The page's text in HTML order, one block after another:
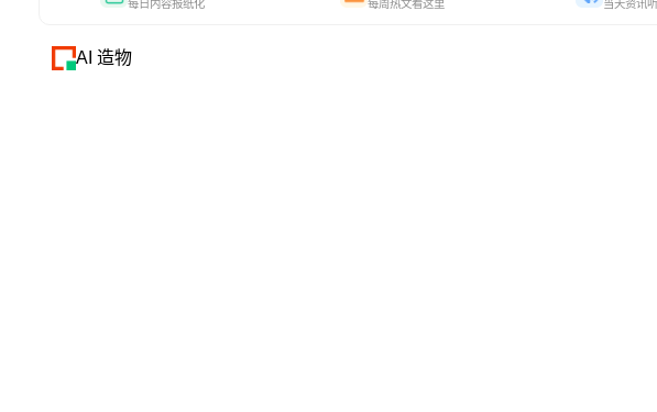
每日内容报纸化 每周热文看这里 当天资讯
AI 造物